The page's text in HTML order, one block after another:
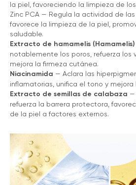
la piel, favoreciendo la limpieza de
Zinc PCA — Regula la actividad de
favorece la limpieza de la piel,
saludable.
Extracto de hamamelis (Hamamelis)
notablemente los poros, refuerza los
mejora la firmeza cutánea.
Niacinamida — Aclara las
inflamatorias, unifica el tono y
Extracto de semillas de calabaza —
refuerza la barrera protectora,
de la piel a factores externos.